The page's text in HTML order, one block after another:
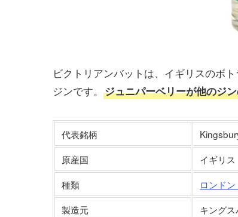
ビクトリアンバットは、イギリスのボ
ジンです。 ジュニパーベリーが他のジ
代表銘柄
原産国
イギリス
種類
ロンド
製造元
キング